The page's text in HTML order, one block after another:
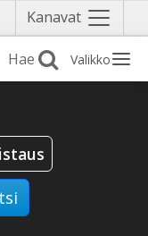
Kanavat Näytä
valikko
Valikko